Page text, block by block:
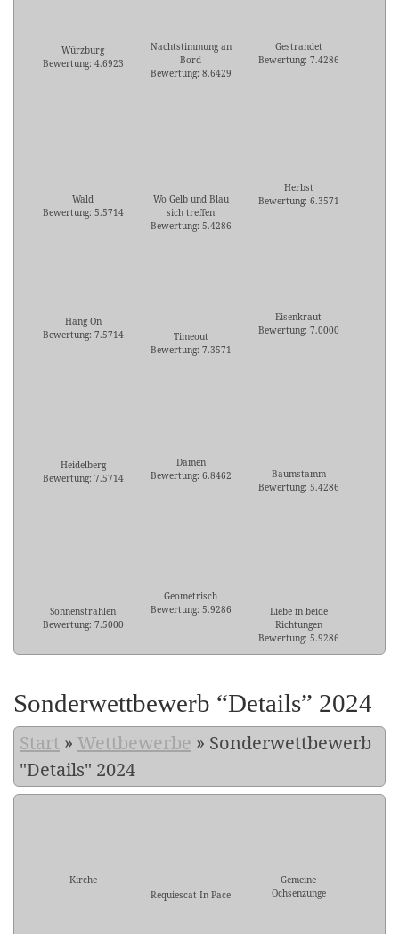
Würzburg
Bewertung: 4.6923
Nachtstimmung an
Bord
Bewertung: 8.6429
Gestrandet
Bewertung: 7.4286
Wald
Bewertung: 5.5714
Wo Gelb und Blau
sich treffen
Bewertung: 5.4286
Herbst
Bewertung: 6.3571
Hang On
Bewertung: 7.5714
Timeout
Bewertung: 7.3571
Eisenkraut
Bewertung: 7.0000
Heidelberg
Bewertung: 7.5714
Damen
Bewertung: 6.8462
Baumstamm
Bewertung: 5.4286
Sonnenstrahlen
Bewertung: 7.5000
Geometrisch
Bewertung: 5.9286
Liebe in beide
Richtungen
Bewertung: 5.9286
Sonderwettbewerb “Details” 2024
Start » Wettbewerbe » Sonderwettbewerb
"Details" 2024
Kirche
Requiescat In Pace
Gemeine
Ochsenzunge